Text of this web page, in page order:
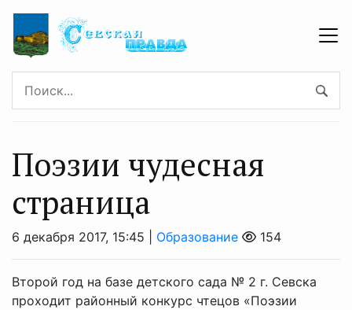
Поэзии чудесная
страница
6 декабря 2017, 15:45 | Образование 154
Второй год на базе детского сада № 2 г. Севска
проходит районный конкурс чтецов «Поэзии